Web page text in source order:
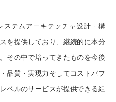
ステムアーキテクチャ設計・構
を提供しており、継続的に本分
その中で培ってきたものを今後
品質・実現力そしてコストパフ
ベルのサービスが提供できる組